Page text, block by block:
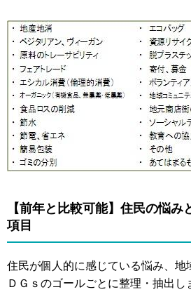
【前年と比較可能】住民の悩
項目
住民が個人的に感じている悩み、地
ＤＧｓのゴールごとに整理・抽出し